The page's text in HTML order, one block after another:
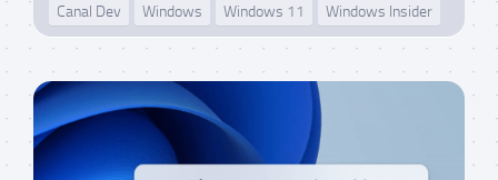
Canal Dev Windows Windows 11 Windows Insider